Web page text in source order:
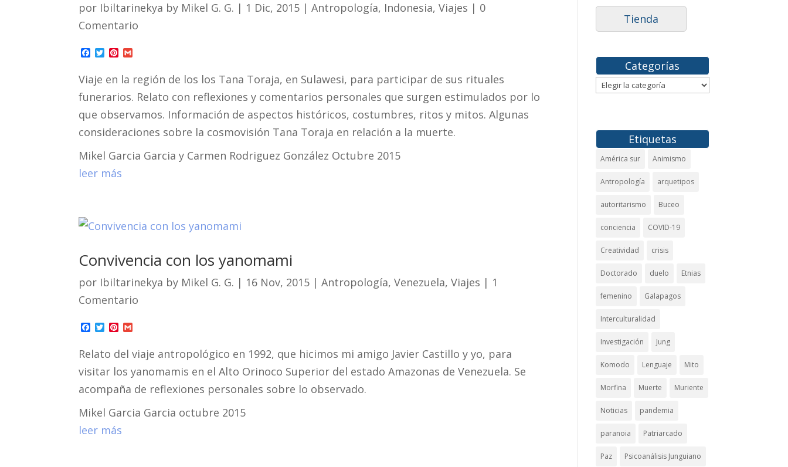
por Ibiltarinekya by Mikel G. G. | 1 Dic, 2015 |Antropología, Indonesia,Viajes | 0
Comentario
F
e
o
k
T
t
e
r
P
t
e
r
s
t
i
Viaje en la región de los los Tana Toraja, en Sulawesi, para participar de sus rituales
funerarios. Relato con reflexiones y comentarios personales que surgen estimulados por lo
que observamos. Información de aspectos históricos, costumbres, ritos y mitos. Algunas
consideraciones sobre la cosmovisión Tana Toraja en relación a la muerte.
Mikel Garcia Garcia y Carmen Rodriguez González Octubre 2015
leer más
Convivencia con los yanomami
por Ibiltarinekya by Mikel G. G. | 16 Nov, 2015 |Antropología,Venezuela,Viajes | 1
Comentario
F
e
b
o
k
T
t
e
P
t
r
e
s
i
Relato del viaje antropológico en 1992, que hicimos mi amigo Javier Castillo y yo, para
visitar los yanomamis en el Alto Orinoco Superior del estado Amazonas de Venezuela. Se
acompaña de reflexiones personales sobre lo observado.
Mikel Garcia Garcia octubre 2015
leer más
Tienda
Categorías
Categorías
Etiquetas
América sur Animismo
Antropología arquetipos
autoritarismo Buceo
conciencia COVID-19
Creatividad crisis
Doctorado duelo Etnias
femenino Galapagos
Interculturalidad
Investigación Jung
Komodo Lenguaje Mito
Morfina Muerte Muriente
Noticias pandemia
paranoia Patriarcado
Paz Psicoanálisis Junguiano